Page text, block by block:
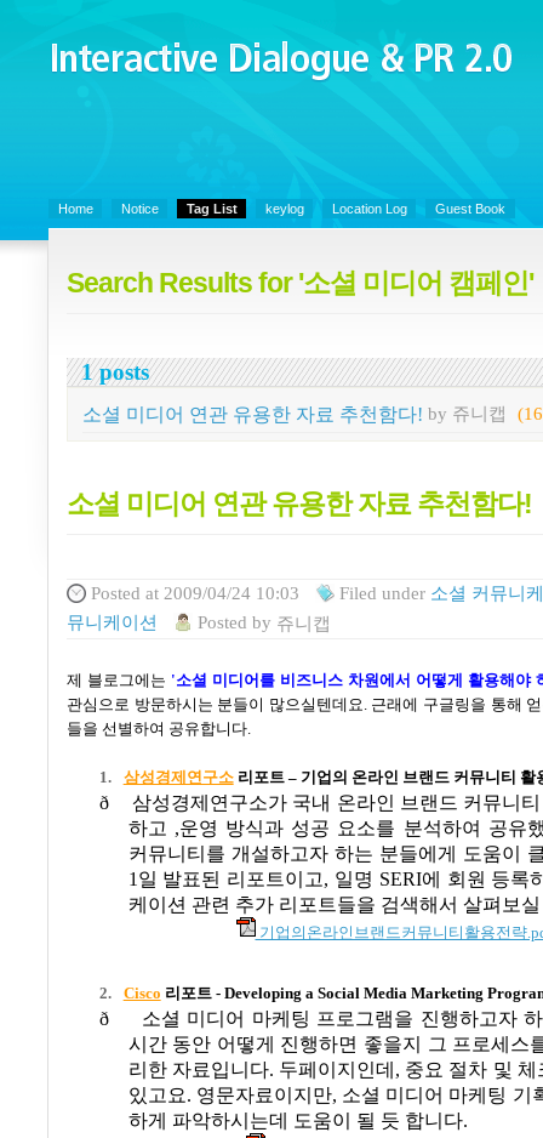
Interactive Dialogue &
PR 2.0
Home Notice Tag List keylog Location Log Guest Book
Search Results for '소셜 미디어 캠페인'
1 posts
소셜 미디어 연관 유용한 자료 추천함다! by 쥬니캡
소셜 미디어 연관 유용한 자료 추천함다!
Posted at 2009/04/24 10:03 Filed under 소셜 커뮤니
뮤니케이션
Posted by 쥬니캡
제 블로그에는 '소셜 미디어를 비즈니스 차원에서 어떻게 활용해야
관심으로 방문하시는 분들이 많으실텐데요 근래에 구글링을 통해
들을 선별하여 공유합니다
1. 삼성경제연구소 리포트 – 기업의 온라인 브랜드 커뮤니티 활
ð 삼성경제연구소가 국내 온라인 브랜드 커뮤니티
하고 ,운영 방식과 성공 요소를 분석하여 공유
커뮤니티를 개설하고자 하는 분들에게 도움이
1일 발표된 리포트이고, 일명 SERI에 회원 등록
케이션 관련 추가 리포트들을 검색해서 살펴보
기업의온라인브랜드커뮤니티활용전략
2. Cisco 리포트- Developing a Social Media Marketing
ð
소셜 미디어 마케팅 프로그램을 진행하고자
시간 동안 어떻게 진행하면 좋을지 그 프로세스
리한 자료입니다. 두페이지인데 , 중요 절차 및
있고요. 영문자료이지만, 소셜 미디어 마케팅 기
하게 파악하시는데 도움이 될 듯 합니다.